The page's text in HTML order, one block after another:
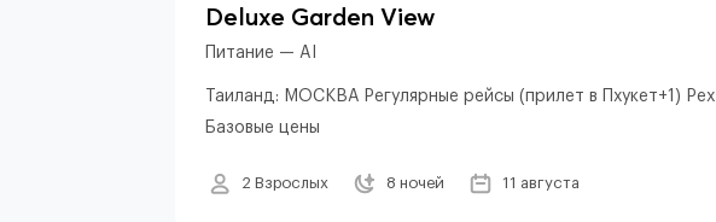
Deluxe Garden View
Питание — AI
Таиланд: МОСКВА Регулярные рейсы (прилет в Пхукет+1) Pex
Базовые цены
2 Взрослых 8 ночей 11 августа